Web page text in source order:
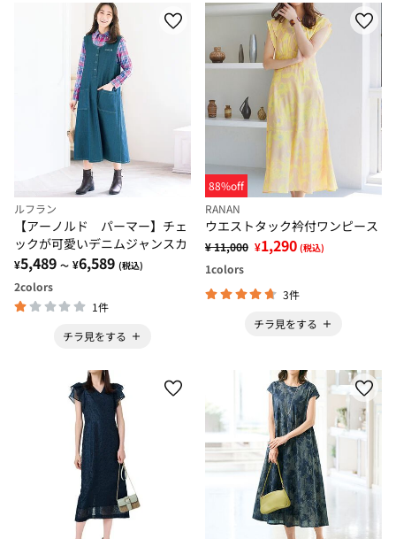
ルフラン
【アーノルド パーマー】チェ
ックが可愛いデニムジャンスカ
¥5,489 ～ ¥6,589 (税込)
2colors
1件
チラ見をする
88%off
RANAN
ウエストタック衿付ワンピース
¥ 11,000 ¥1,290 (税込)
1colors
3件
チラ見をする